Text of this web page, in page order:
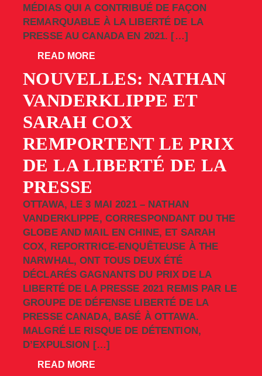
MÉDIAS QUI A CONTRIBUÉ DE FAÇON
REMARQUABLE À LA LIBERTÉ DE LA
PRESSE AU CANADA EN 2021. […]
READ MORE
NOUVELLES: NATHAN
VANDERKLIPPE ET
SARAH COX
REMPORTENT LE PRIX
DE LA LIBERTÉ DE LA
PRESSE
OTTAWA, LE 3 MAI 2021 – NATHAN
VANDERKLIPPE, CORRESPONDANT DU THE
GLOBE AND MAIL EN CHINE, ET SARAH
COX, REPORTRICE-ENQUÊTEUSE À THE
NARWHAL, ONT TOUS DEUX ÉTÉ
DÉCLARÉS GAGNANTS DU PRIX DE LA
LIBERTÉ DE LA PRESSE 2021 REMIS PAR LE
GROUPE DE DÉFENSE LIBERTÉ DE LA
PRESSE CANADA, BASÉ À OTTAWA.
MALGRÉ LE RISQUE DE DÉTENTION,
D’EXPULSION […]
READ MORE